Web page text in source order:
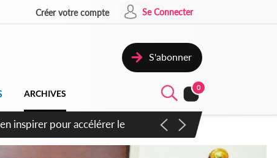
Créer votre compte Se Connecter
S'abonner
ARCHIVES
0
inspirer pour accélérer le